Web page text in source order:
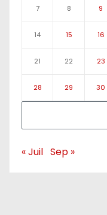
7 8 9
14 15 16
21 22 23
28 29 30
« Juil Sep »